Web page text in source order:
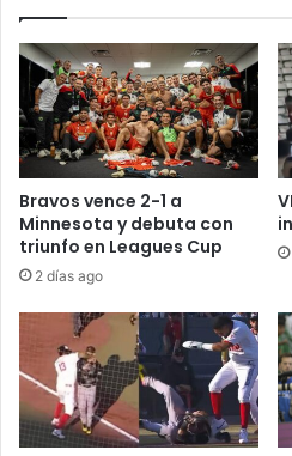
Bravos vence 2-1 a
Minnesota y debuta con
triunfo en Leagues Cup
2 días ago